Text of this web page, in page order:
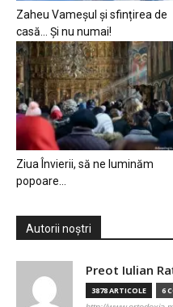
Zaheu Vameșul și sfințirea de
casă… Și nu numai!
Ziua Învierii, să ne luminăm
popoare…
Autorii noștri
Preot Iulian
3878 ARTICOLE 6